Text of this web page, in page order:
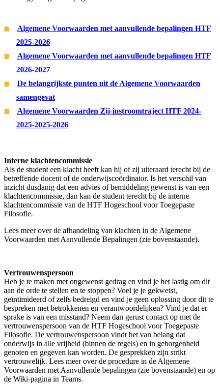
Algemene Voorwaarden met aanvullende bepalingen HTF
2025-2026
Algemene Voorwaarden met aanvullende bepalingen HTF
2026-2027
De belangrijkste punten uit de Algemene Voorwaarden
samengevat
Algemene Voorwaarden Zij-instroomtraject HTF 2024-
2025-2025-2026
Interne klachtencommissie
Als de student een klacht heeft kan hij of zij uiteraard terecht bij de
betreffende docent of de onderwijscoördinator. Is het verschil van
inzicht dusdanig dat een advies of bemiddeling gewenst is van een
klachtencommissie, dan kan de student terecht bij de interne
klachtencommissie van de HTF Hogeschool voor Toegepaste
Filosofie.
Lees meer over de afhandeling van klachten in de Algemene
Voorwaarden met Aanvullende Bepalingen (zie bovenstaande).
Vertrouwenspersoon
Heb je te maken met ongewenst gedrag en vind je het lastig om dit
aan de orde te stellen en te stoppen? Voel je je gekwetst,
geïntimideerd of zelfs bedreigd en vind je geen oplossing door dit te
bespreken met betrokkenen en verantwoordelijken? Vind je dat er
sprake is van een misstand? Neem dan gerust contact op met de
vertrouwenspersoon van de HTF Hogeschool voor Toegepaste
Filosofie. De vertrouwenspersoon vindt het van belang dat
onderwijs in alle vrijheid (binnen de regels) en in geborgenheid
genoten en gegeven kan worden. De gesprekken zijn strikt
vertrouwelijk. Lees meer over de procedure in de Algemene
Voorwaarden met Aanvullende bepalingen (zie bovenstaande) en op
de Wiki-pagina in Teams.